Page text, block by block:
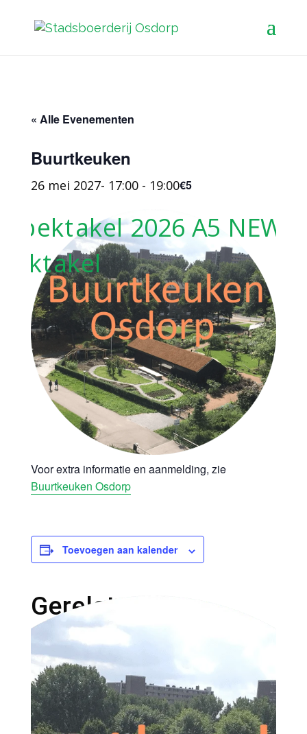
« Alle Evenementen
Buurtkeuken
26 mei 2027- 17:00- 19:00€5
Voor extra informatie en aanmelding, zie
Buurtkeuken Osdorp
Toevoegen aan kalender
Gerelateerde
Evenementen
Buurtkeuken
12 augustus- 17:00-19:00